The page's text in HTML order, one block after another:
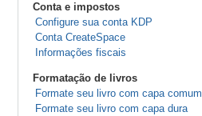
Conta e impostos
Configure sua conta KDP
Conta CreateSpace
Informações fiscais
Formatação de livros
Formate seu livro com capa comum
Formate seu livro com capa dura